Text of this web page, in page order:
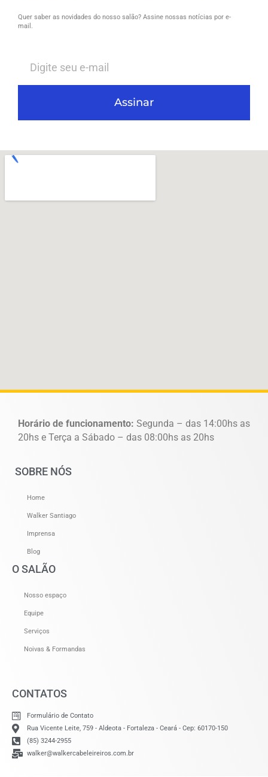
Quer saber as novidades do nosso salão? Assine nossas notícias por e-
mail.
Assinar
Horário de funcionamento: Segunda – das 14:00hs as
20hs e Terça a Sábado – das 08:00hs as 20hs
SOBRE NÓS
Home
Walker Santiago
Imprensa
Blog
O SALÃO
Nosso espaço
Equipe
Serviços
Noivas & Formandas
CONTATOS
Formulário de Contato
Rua Vicente Leite, 759 - Aldeota - Fortaleza - Ceará - Cep: 60170-150
(85) 3244-2955
walker@walkercabeleireiros.com.br